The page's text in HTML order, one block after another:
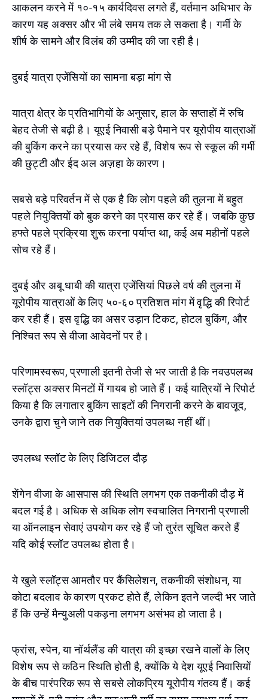
आकलन करने में १०-१५ कार्यदिवस लगते हैं, वर्तमान अधिभार के
कारण यह अक्सर और भी लंबे समय तक ले सकता है। गर्मी के
शीर्ष के सामने और विलंब की उम्मीद की जा रही है।
दुबई यात्रा एजेंसियों का सामना बड़ा मांग से
यात्रा क्षेत्र के प्रतिभागियों के अनुसार, हाल के सप्ताहों में रुचि
बेहद तेजी से बढ़ी है। यूएई निवासी बड़े पैमाने पर यूरोपीय यात्राओं
की बुकिंग करने का प्रयास कर रहे हैं, विशेष रूप से स्कूल की गर्मी
की छुट्टी और ईद अल अज़हा के कारण।
सबसे बड़े परिवर्तन में से एक है कि लोग पहले की तुलना में बहुत
पहले नियुक्तियों को बुक करने का प्रयास कर रहे हैं। जबकि कुछ
हफ्ते पहले प्रक्रिया शुरू करना पर्याप्त था, कई अब महीनों पहले
सोच रहे हैं।
दुबई और अबू धाबी की यात्रा एजेंसियां ​​पिछले वर्ष की तुलना में
यूरोपीय यात्राओं के लिए ५०-६० प्रतिशत मांग में वृद्धि की रिपोर्ट
कर रही हैं। इस वृद्धि का असर उड़ान टिकट, होटल बुकिंग, और
निश्चित रूप से वीजा आवेदनों पर है।
परिणामस्वरूप, प्रणाली इतनी तेजी से भर जाती है कि नवउपलब्ध
स्लॉट्स अक्सर मिनटों में गायब हो जाते हैं। कई यात्रियों ने रिपोर्ट
किया है कि लगातार बुकिंग साइटों की निगरानी करने के बावजूद,
उनके द्वारा चुने जाने तक नियुक्तियां उपलब्ध नहीं थीं।
उपलब्ध स्लॉट के लिए डिजिटल दौड़
शेंगेन वीजा के आसपास की स्थिति लगभग एक तकनीकी दौड़ में
बदल गई है। अधिक से अधिक लोग स्वचालित निगरानी प्रणाली
या ऑनलाइन सेवाएं उपयोग कर रहे हैं जो तुरंत सूचित करते हैं
यदि कोई स्लॉट उपलब्ध होता है।
ये खुले स्लॉट्स आमतौर पर कैंसिलेशन, तकनीकी संशोधन, या
कोटा बदलाव के कारण प्रकट होते हैं, लेकिन इतने जल्दी भर जाते
हैं कि उन्हें मैन्युअली पकड़ना लगभग असंभव हो जाता है।
फ्रांस, स्पेन, या नॉर्थलैंड की यात्रा की इच्छा रखने वालों के लिए
विशेष रूप से कठिन स्थिति होती है, क्योंकि ये देश यूएई निवासियों
के बीच पारंपरिक रूप से सबसे लोकप्रिय यूरोपीय गंतव्य हैं। कई